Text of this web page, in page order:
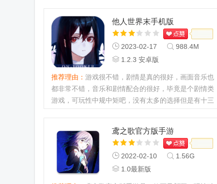
他人世界末手机版
2023-02-17
988.4M
1.2.3 安卓版
推荐理由： 游戏很不错，剧情是真的很好，画面音乐也
都非常不错，音乐和剧情配合的很好，毕竟是个剧情类
游戏，可玩性中规中矩吧，没有太多的选择但是有十三
鸢之歌官方版手游
2022-02-10
1.56G
1.0最新版